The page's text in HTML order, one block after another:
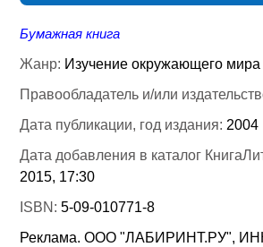
Бумажная книга
Жанр: Изучение окружающего мира
Правообладатель и/или
Дата публикации, год издания: 2004
Дата добавления в каталог
2015, 17:30
ISBN:5-09-010771-8
Реклама. ООО "ЛАБИРИНТ.РУ",